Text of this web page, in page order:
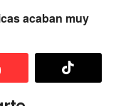
acaban muy